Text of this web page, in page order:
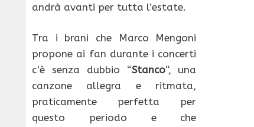
andrà avanti per tutta l’estate.
Tra i brani che Marco Mengoni
propone ai fan durante i concerti
c’è senza dubbio “Stanco“, una
canzone allegra e ritmata,
praticamente perfetta per
questo periodo e che